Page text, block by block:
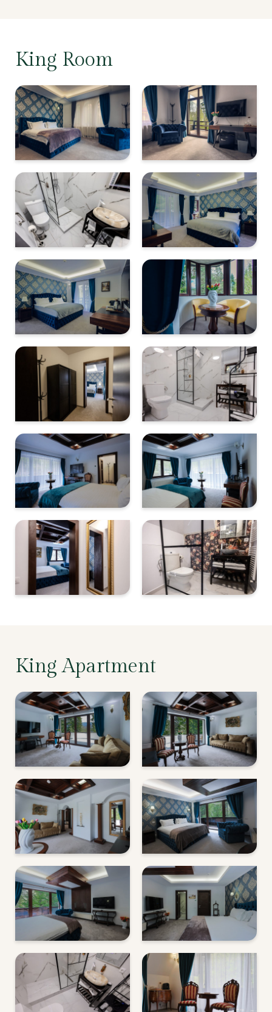
King Room
King Apartment